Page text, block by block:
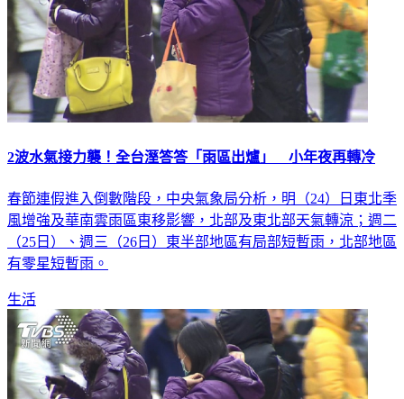
2波水氣接力襲！全台溼答答「雨區出爐」 小年夜再轉冷
春節連假進入倒數階段，中央氣象局分析，明（24）日東北季
風增強及華南雲雨區東移影響，北部及東北部天氣轉涼；週二
（25日）、週三（26日）東半部地區有局部短暫雨，北部地區
有零星短暫雨。
生活